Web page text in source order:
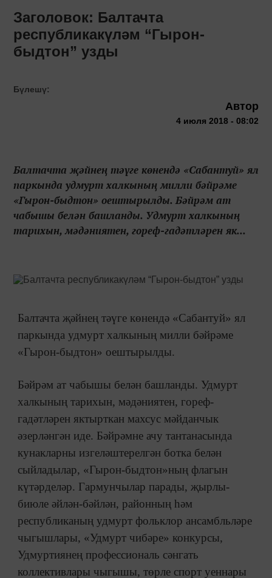
Заголовок: Балтачта
республикакүләм “Гырон-
быдтон” узды
Бүлешү:
Автор
4 июля 2018 - 08:02
Балтачта җәйнең тәүге көнендә «Сабантуй» ял
паркында удмурт халкының милли бәйрәме
«Гырон-быдтон» оештырылды. Бәйрәм ат
чабышы белән башланды. Удмурт халкының
тарихын, мәдәниятен, гореф-гадәтләрен як...
Балтачта җәйнең тәүге көнендә «Сабантуй» ял
паркында удмурт халкының милли бәйрәме
«Гырон-быдтон» оештырылды.
Бәйрәм ат чабышы белән башланды. Удмурт
халкының тарихын, мәдәниятен, гореф-
гадәтләрен яктырткан махсус мәйданчык
әзерләнгән иде. Бәйрәмне ачу тантанасында
кунакларны изгеләштерелгән ботка белән
сыйладылар, «Гырон-быдтон»ның флагын
күтәрделәр. Гармунчылар парады, җырлы-
биюле әйлән-бәйлән, районның һәм
республиканың удмурт фольклор ансамбльләре
чыгышлары, «Удмурт чибәре» конкурсы,
Удмуртиянең профессиональ сәнгать
коллективлары чыгышы, төрле спорт уеннары